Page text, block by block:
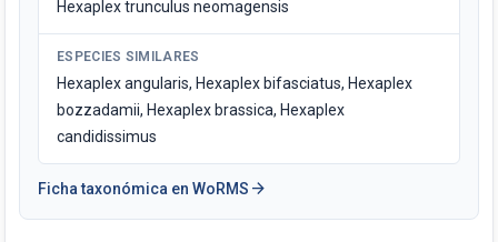
Hexaplex trunculus neomagensis
ESPECIES SIMILARES
Hexaplex angularis, Hexaplex bifasciatus, Hexaplex
bozzadamii, Hexaplex brassica, Hexaplex
candidissimus
Ficha taxonómica en WoRMS arrow_forward